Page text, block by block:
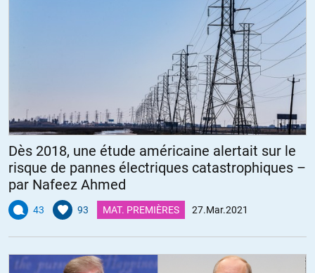
Dès 2018, une étude américaine alertait sur le
risque de pannes électriques catastrophiques –
par Nafeez Ahmed
43 93 MAT. PREMIÈRES 27.Mar.2021